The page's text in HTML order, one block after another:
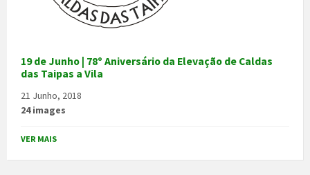
19 de Junho | 78º Aniversário da Elevação de Caldas
das Taipas a Vila
21 Junho, 2018
24 images
VER MAIS